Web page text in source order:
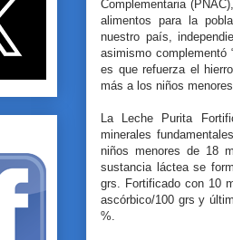
Complementaria
alimentos para la
nuestro país,
asimismo complementó
es que refuerza el
más a los niños
La Leche Purita
minerales
niños menores de 18
sustancia láctea se
grs. Fortificado con 10
ascórbico/100 grs y
%.